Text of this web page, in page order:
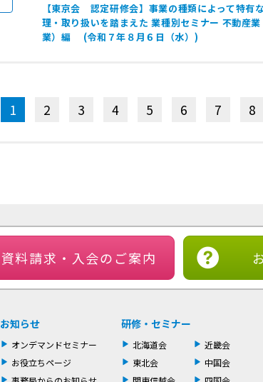
【東京会 認定研修会】事業の種類によって特有
理・取り扱いを踏まえた 業種別セミナー 不動産
業）編 (令和７年８月６日（水）)
1 2 3 4 5 6 7 8
資料請求・ 入会のご案内
お知らせ
オンデマンドセミナー
お役立ちページ
研修・セミナー
北海道会
東北会
近畿会
中国会